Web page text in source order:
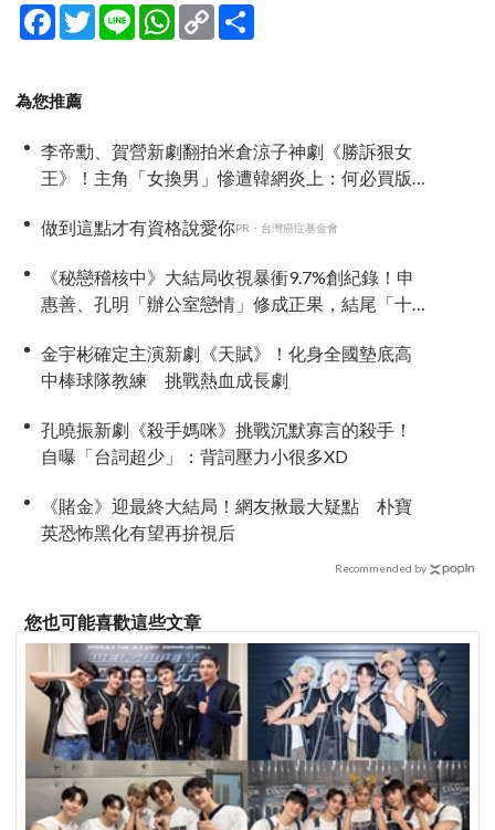
Facebook
TwitterLine WhatsApp
Copy
Link
為您推薦
李帝勳、賀營新劇翻拍米倉涼子神劇《勝訴狠女
王》！主角「女換男」慘遭韓網炎上：何必買版
做到這點才有資格說愛你PR・台灣癌症基金會
《秘戀稽核中》大結局收視暴衝9.7%創紀錄！申
惠善、孔明「辦公室戀情」修成正果，結尾「十
金宇彬確定主演新劇《天賦》！化身全國墊底高
中棒球隊教練 挑戰熱血成長劇
孔曉振新劇《殺手媽咪》挑戰沉默寡言的殺手！
自曝「台詞超少」：背詞壓力小很多XD
《賭金》迎最終大結局！網友揪最大疑點 朴寶
英恐怖黑化有望再拚視后
Recommended by
您也可能喜歡這些文章